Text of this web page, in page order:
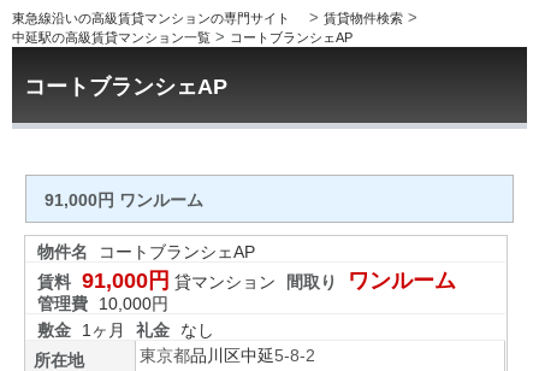
東急線沿いの高級賃貸マンションの専門サイト > 賃貸物件検索 >
中延駅の高級賃貸マンション一覧 > コートブランシェAP
コートブランシェAP
91,000円 ワンルーム
物件名
コートブランシェAP
賃料 91,000円 貸マンション 間取り ワンルーム
管理費
10,000円
敷金
1ヶ月 礼金
なし
所在地
東京都品川区中延5-8-2